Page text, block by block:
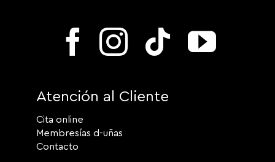
Atención al Cliente
Cita online
Membresías d-uñas
Contacto